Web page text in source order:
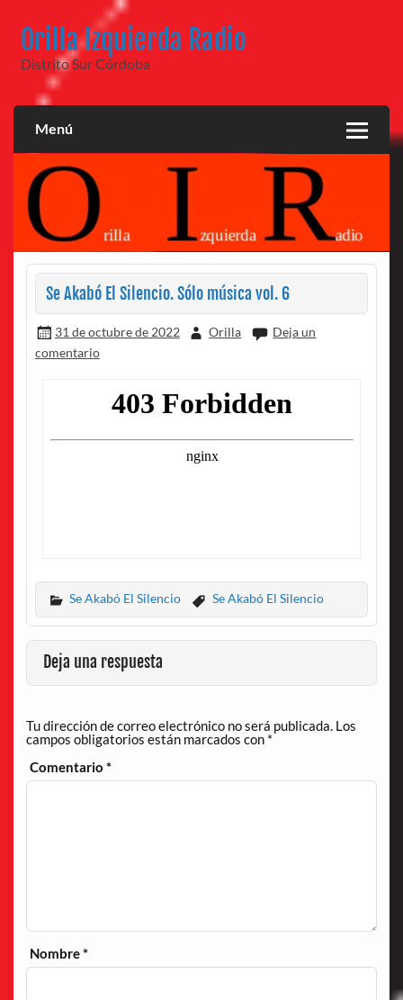
contenido
Orilla Izquierda Radio
Distrito Sur Córdoba
Menú
Se Akabó El Silencio. Sólo música vol. 6
31 de octubre de 2022 Orilla
Deja un
comentario
Se Akabó El Silencio Se Akabó El Silencio
Deja una respuesta
Tu dirección de correo electrónico no será publicada. Los
campos obligatorios están marcados con *
Comentario*
Nombre*